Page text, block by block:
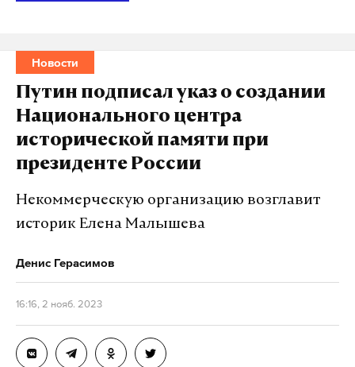
Новости
Путин подписал указ о создании
Национального центра
исторической памяти при
президенте России
Некоммерческую организацию возглавит
историк Елена Малышева
Денис Герасимов
16:16, 2 нояб. 2023